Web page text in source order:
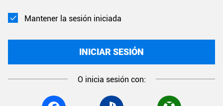
Mantener la sesión iniciada
INICIAR SESIÓN
O inicia sesión con: